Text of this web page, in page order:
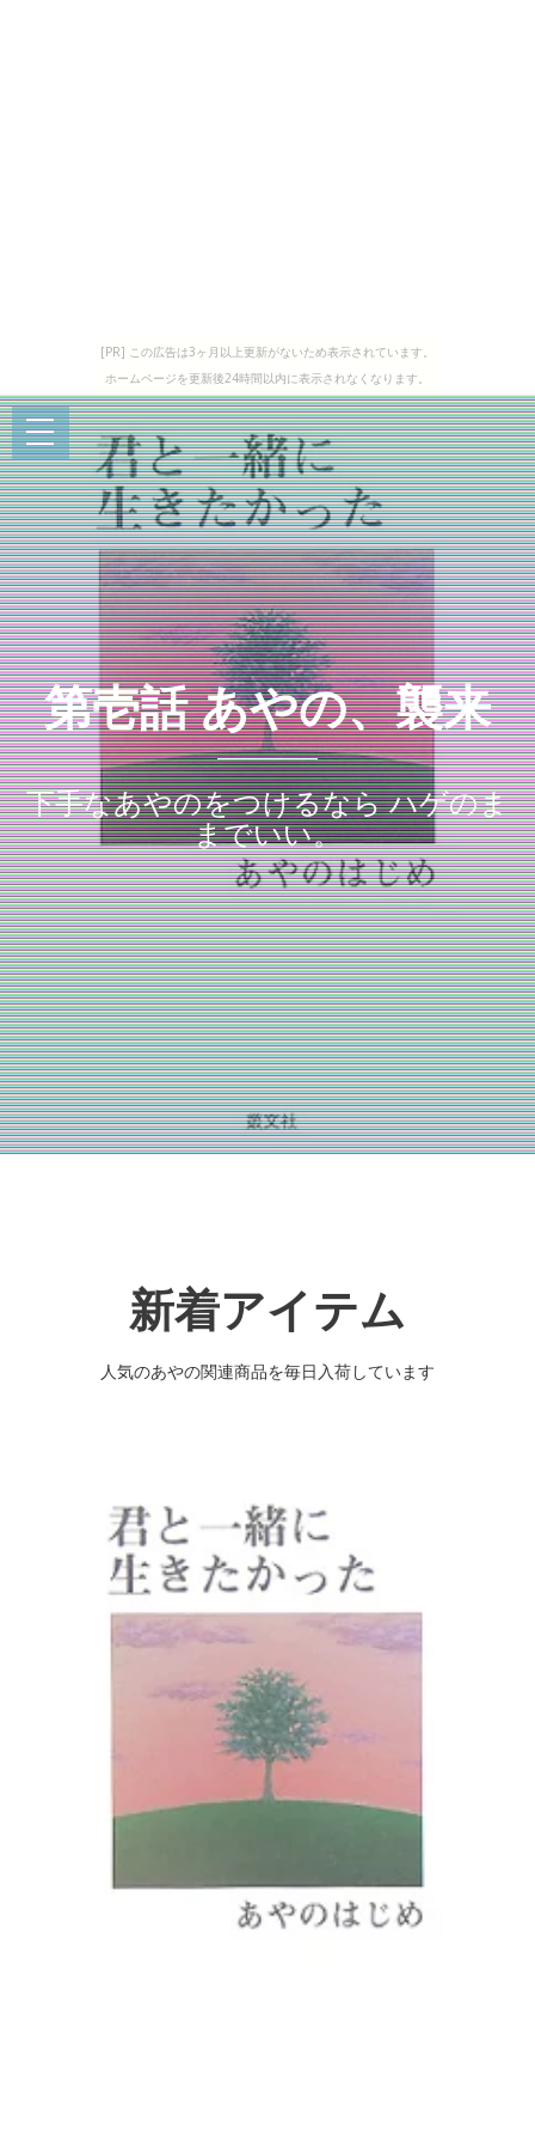
[PR] この広告は3ヶ月以上更新がないため表示されています。
ホームページを更新後24時間以内に表示されなくなります。
第壱話 あやの、襲来
下手なあやのをつけるなら ハゲのま
までいい。
新着アイテム
人気のあやの関連商品を毎日入荷しています